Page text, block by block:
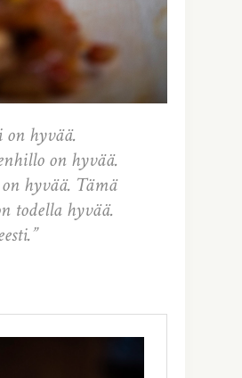
hyvää.
on hyvää.
hyvää. Tämä
todella hyvää.